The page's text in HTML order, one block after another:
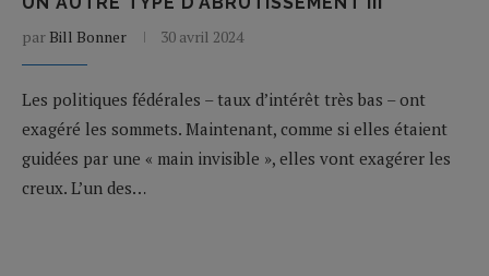
par Bill Bonner 30 avril 2024
Les politiques fédérales – taux d’intérêt très bas – ont
exagéré les sommets. Maintenant, comme si elles étaient
guidées par une « main invisible », elles vont exagérer les
creux. L’un des…